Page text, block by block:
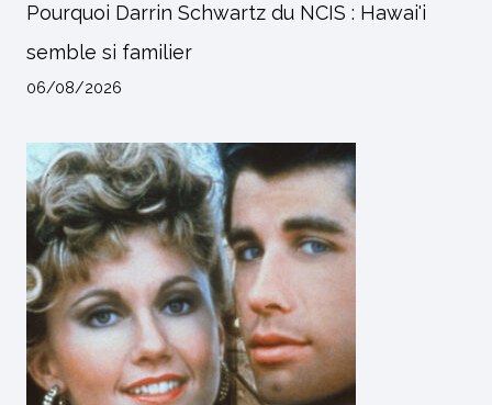
Pourquoi Darrin Schwartz du NCIS : Hawai'i
semble si familier
06/08/2026